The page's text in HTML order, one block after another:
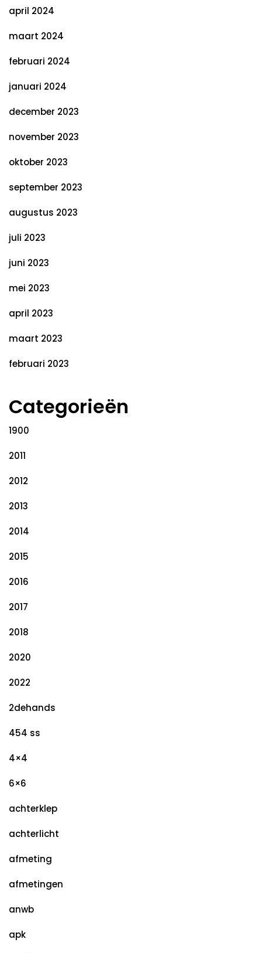
april 2024
maart 2024
februari 2024
januari 2024
december 2023
november 2023
oktober 2023
september 2023
augustus 2023
juli 2023
juni 2023
mei 2023
april 2023
maart 2023
februari 2023
Categorieën
1900
2011
2012
2013
2014
2015
2016
2017
2018
2020
2022
2dehands
454 ss
4×4
6×6
achterklep
achterlicht
afmeting
afmetingen
anwb
apk